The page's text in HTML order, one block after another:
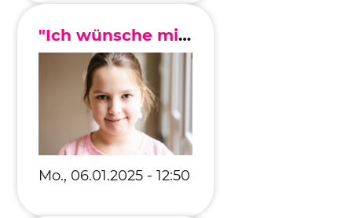
"Ich wünsche mir, dass Eltern mehr Zeit für ihre Kinder haben."
Mo., 06.01.2025 - 12:50